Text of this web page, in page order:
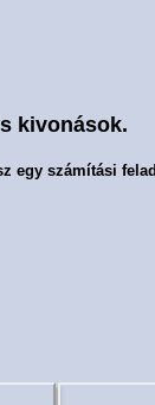
kivonások.
egy számítási